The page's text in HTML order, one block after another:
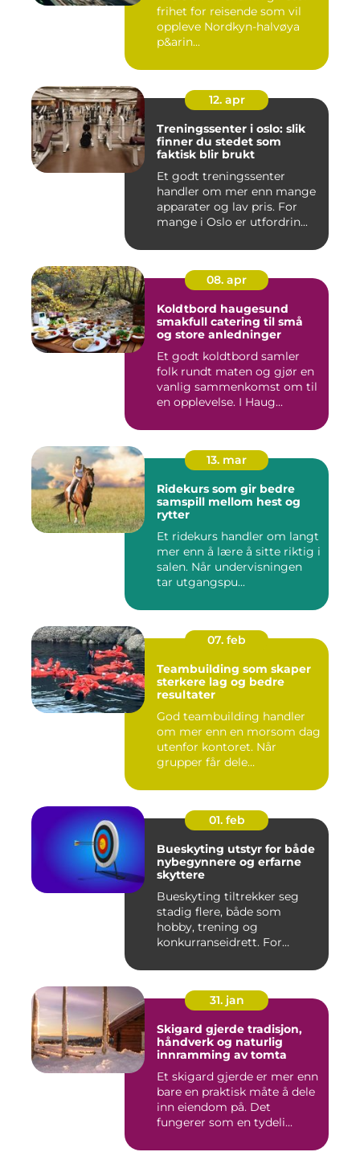
frihet for reisende som vil
oppleve Nordkyn-halvøya
p&arin...
12. apr
Treningssenter i oslo: slik
finner du stedet som
faktisk blir brukt
Et godt treningssenter
handler om mer enn mange
apparater og lav pris. For
mange i Oslo er utfordrin...
08. apr
Koldtbord haugesund
smakfull catering til små
og store anledninger
Et godt koldtbord samler
folk rundt maten og gjør en
vanlig sammenkomst om til
en opplevelse. I Haug...
13. mar
Ridekurs som gir bedre
samspill mellom hest og
rytter
Et ridekurs handler om langt
mer enn å lære å sitte riktig i
salen. Når undervisningen
tar utgangspu...
07. feb
Teambuilding som skaper
sterkere lag og bedre
resultater
God teambuilding handler
om mer enn en morsom dag
utenfor kontoret. Når
grupper får dele
01. feb
Bueskyting utstyr for både
nybegynnere og erfarne
skyttere
Bueskyting tiltrekker seg
stadig flere, både som
hobby, trening og
konkurranseidrett. For
31. jan
Skigard gjerde tradisjon,
håndverk og naturlig
innramming av tomta
Et skigard gjerde er mer enn
bare en praktisk måte å dele
inn eiendom på. Det
fungerer som en tydeli...